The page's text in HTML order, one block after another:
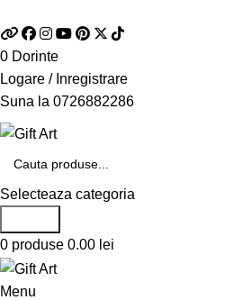
0 Dorinte
Logare / Inregistrare
Suna la 0726882286
Selecteaza categoria
0 produse 0.00 lei
Menu